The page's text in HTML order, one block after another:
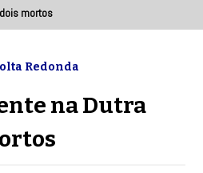
mortos
Redonda
na Dutra